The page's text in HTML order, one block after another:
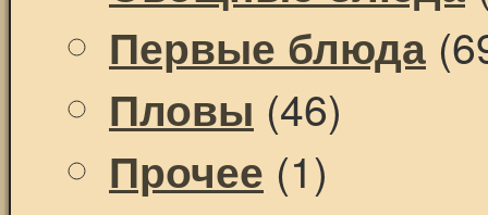
Первые блюда
Пловы (46)
Прочее (1)